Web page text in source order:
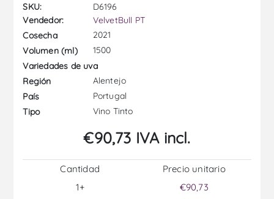
SKU:
D6196
Vendedor:
VelvetBull PT
Cosecha
2021
Volumen (ml)
1500
Variedades de uva
Región
Alentejo
País
Portugal
Tipo
Vino Tinto
€90,73 IVA incl.
Cantidad
1+
Precio unitario
€90,73